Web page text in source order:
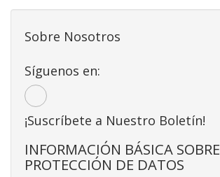
Sobre Nosotros
Síguenos en:
¡Suscríbete a Nuestro Boletín!
INFORMACIÓN BÁSICA SOBRE
PROTECCIÓN DE DATOS